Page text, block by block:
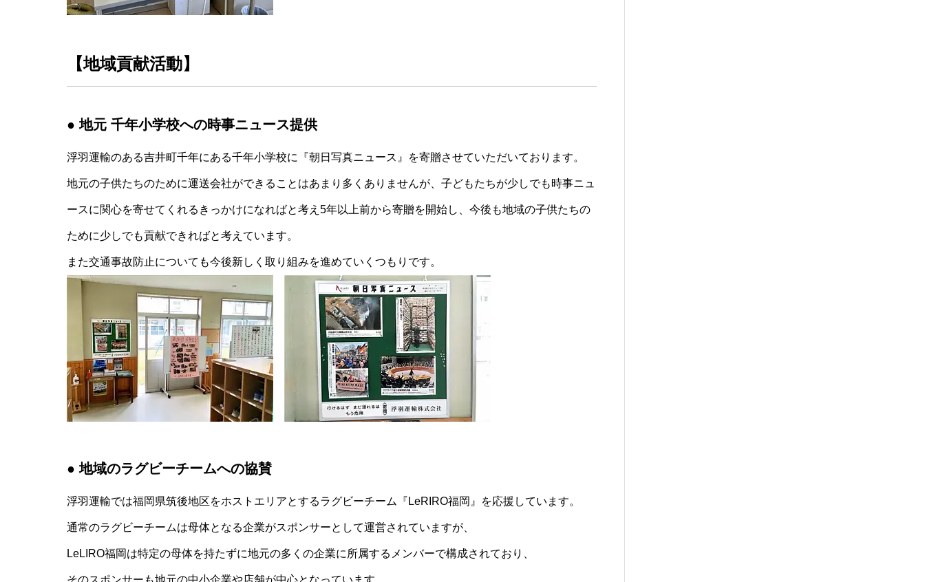
【地域貢献活動】
● 地元 千年小学校への時事ニュース提供
浮羽運輸のある吉井町千年にある千年小学校に『朝日写真ニュース』を寄贈させていただいております。
地元の子供たちのために運送会社ができることはあまり多くありませんが、子どもたちが少しでも時事ニュ
ースに関心を寄せてくれるきっかけになればと考え5年以上前から寄贈を開始し、今後も地域の子供たちの
ために少しでも貢献できればと考えています。
また交通事故防止についても今後新しく取り組みを進めていくつもりです。
● 地域のラグビーチームへの協賛
浮羽運輸では福岡県筑後地区をホストエリアとするラグビーチーム『LeRIRO福岡』を応援しています。
通常のラグビーチームは母体となる企業がスポンサーとして運営されていますが、
LeLIRO福岡は特定の母体を持たずに地元の多くの企業に所属するメンバーで構成されており、
そのスポンサーも地元の中小企業や店舗が中心となっています。